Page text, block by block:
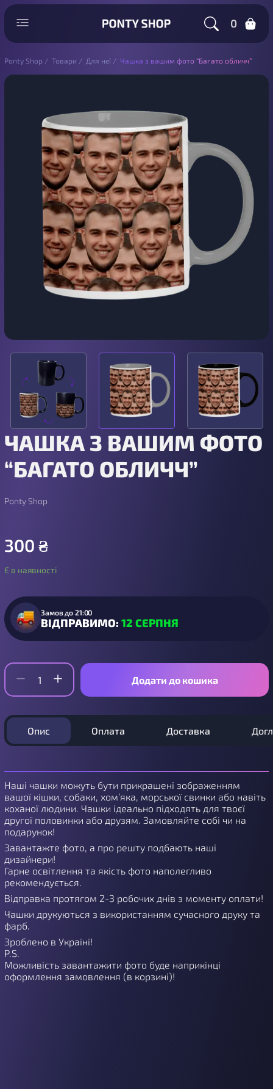
0
Ponty Shop / Товари / Для неї / Чашка з вашим фото “Багато обличч”
ЧАШКА З ВАШИМ ФОТО
“БАГАТО ОБЛИЧЧ”
Ponty Shop
300 ₴
Є в наявності
Замов до 21:00
ВІДПРАВИМО: 12 СЕРПНЯ
Додати до кошика
Опис Оплата Доставка
Наші чашки можуть бути прикрашені зображенням
вашої кішки, собаки, хом’яка, морської свинки або навіть
коханої людини. Чашки ідеально підходять для твоєї
другої половинки або друзям. Замовляйте собі чи на
подарунок!
Завантажте фото, а про решту подбають наші
дизайнери!
Гарне освітлення та якість фото наполегливо
рекомендується.
Відправка протягом 2-3 робочих днів з моменту оплати!
Чашки друкуються з використанням сучасного друку та
фарб.
Зроблено в Україні!
P.S.
Можливість завантажити фото буде наприкінці
оформлення замовлення (в корзині)!